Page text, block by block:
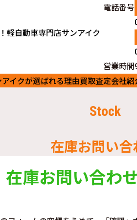
軽自動車専門店サンアイク
電話番号
営業時間
イクが選ばれる理由買取査定会社紹
在庫お問い合
Stock
在庫お問い合わ